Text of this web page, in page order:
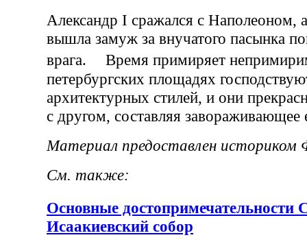
Александр I сражался с Наполеоном,
вышла замуж за внучатого пасынка
врага. Время примиряет
петербургских площадях
архитектурных стилей, и они
с другом, составляя завораживающее
Материал предоставлен
См. также:
Основные достопримечательности
Исаакиевский собор